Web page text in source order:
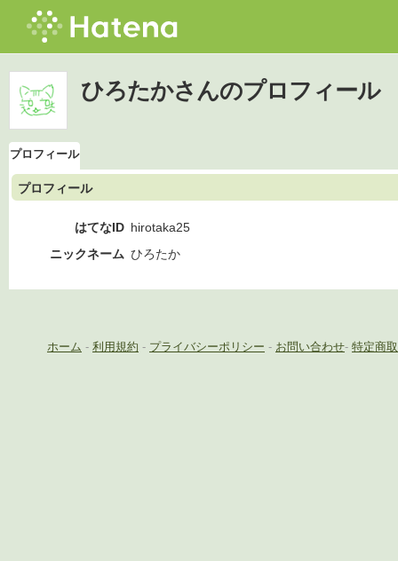
ひろたかさんのプロフィール
プロフィール
プロフィール
はてなID hirotaka25
ニックネーム ひろたか
ホーム - 利用規約 - プライバシーポリシー - お問い合わせ- 特定商